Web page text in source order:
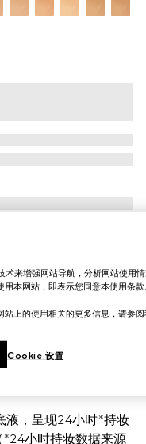
液，呈现24小时*持妆
小时持妆数据来源
来增强网站导航，分析网站使用
用本网站，即表示您同意本使用条
站上的使用相关的更多信息，请参
Cookie 设置